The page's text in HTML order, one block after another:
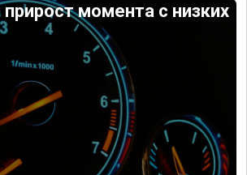
момента с низких